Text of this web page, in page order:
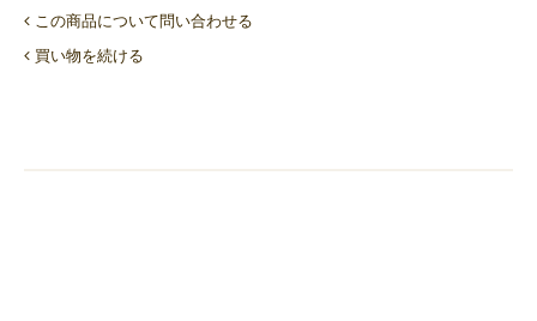
この商品について問い合わせる
買い物を続ける